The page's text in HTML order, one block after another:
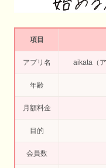
項目
アプリ名 aikata（
年齢
月額料金
目的
会員数